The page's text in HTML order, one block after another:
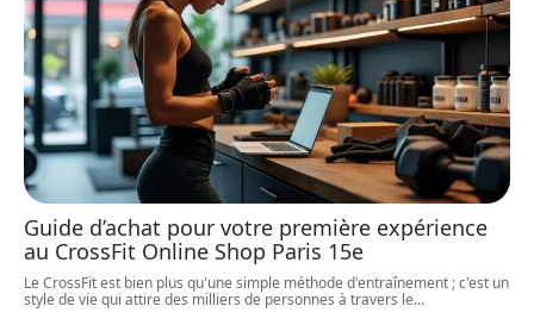
Guide d’achat pour votre première expérience
au CrossFit Online Shop Paris 15e
Le CrossFit est bien plus qu'une simple méthode d'entraînement ; c'est un
style de vie qui attire des milliers de personnes à travers le…